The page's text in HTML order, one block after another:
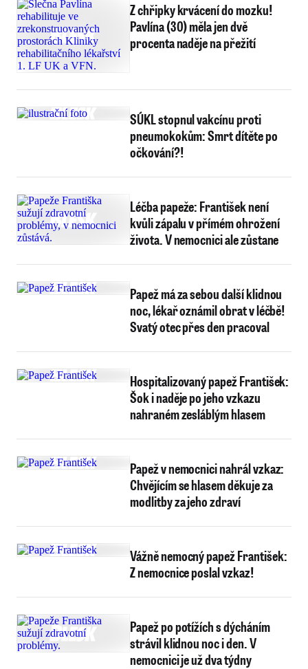
Z chřipky krvácení do mozku!
Pavlína (30) měla jen dvě
procenta naděje na přežití
SÚKL stopnul vakcínu proti
pneumokokům: Smrt dítěte po
očkování?!
Léčba papeže: František není
kvůli zápalu v přímém ohrožení
života. V nemocnici ale zůstane
Papež má za sebou další klidnou
noc, lékař oznámil obrat v léčbě!
Svatý otec přes den pracoval
Hospitalizovaný papež František:
Šok i naděje po jeho vzkazu
nahraném zesláblým hlasem
Papež v nemocnici nahrál vzkaz:
Chvějícím se hlasem děkuje za
modlitby za jeho zdraví
Vážně nemocný papež František:
Z nemocnice poslal vzkaz!
Papež po potížích s dýcháním
strávil klidnou noc i den. V
nemocnici je už dva týdny